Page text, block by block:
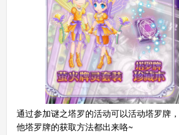
通过参加谜之塔罗的活动可以活动塔罗牌
他塔罗牌的获取方法都出来咯~